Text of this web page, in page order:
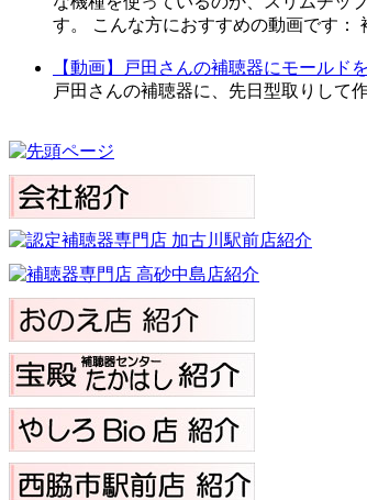
す。 こんな方におすすめの動画です：
【動画】戸田さんの補聴器にモールド
戸田さんの補聴器に、先日型取りして